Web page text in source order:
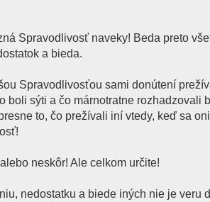
Spravodlivosť naveky! Beda preto
a bieda.
Spravodlivosťou sami donútení
boli sýti a čo márnotratne rozhadzovali
to, čo prežívali iní vtedy, keď sa
neskôr! Ale celkom určite!
nedostatku a biede iných nie je veru